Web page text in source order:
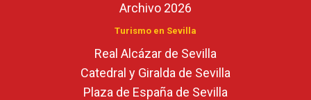
Archivo 2026
Turismo en Sevilla
Real Alcázar de Sevilla
Catedral y Giralda de Sevilla
Plaza de España de Sevilla